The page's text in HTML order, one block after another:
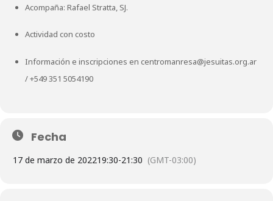
Acompaña: Rafael Stratta, SJ.
Actividad con costo
Información e inscripciones en centromanresa@jesuitas.org.ar
/+549 351 5054190
Fecha
17 de marzo de 202219:30-21:30 (GMT-03:00)